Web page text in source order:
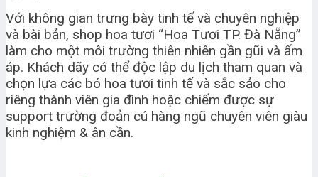
Với không gian trưng bày tinh tế và chuyên nghiệp
và bài bản, shop hoa tươi “Hoa Tươi TP. Đà Nẵng”
làm cho một môi trường thiên nhiên gần gũi và ấm
áp. Khách dãy có thể độc lập du lịch tham quan và
chọn lựa các bó hoa tươi tinh tế và sắc sảo cho
riêng thành viên gia đình hoặc chiếm được sự
support trường đoản cú hàng ngũ chuyên viên giàu
kinh nghiệm & ân cần.